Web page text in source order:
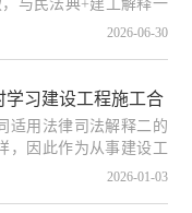
，与民法典+建工解释一
靠转包） 1. 必须招标工
相让利配套、捐赠压低
不办
2026-06-30
学习建设工程施工合
适用法律司法解释二的
，因此作为从事建设工
广大当事人提供专业、
2026-01-03